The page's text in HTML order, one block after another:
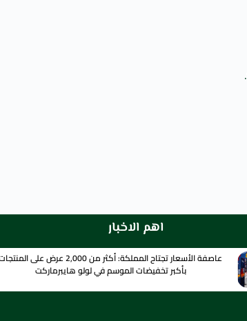
اهم الاخبار
عاصفة الأسعار تجتاح المملكة: أكثر من 2,000 عرض على
بأكبر تخفيضات الموسم في لولو هايبرماركت